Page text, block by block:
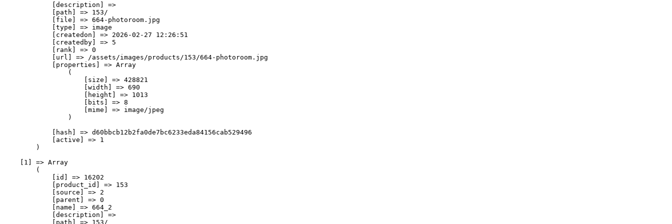
            [description] =>
            [path] => 153/
            [file] => 664-photoroom.jpg
            [type] => image
            [createdon] => 2026-02-27 12:26:51
            [createdby] => 5
            [rank] => 0
            [url] => /assets/images/products/153/664-photoroom.jpg
            [properties] => Array
                (
                    [size] => 428821
                    [width] => 690
                    [height] => 1013
                    [bits] => 8
                    [mime] => image/jpeg
                )
            [hash] => d60bbcb12b2fa0de7bc6233eda84156cab529496
            [active] => 1
        )
    [1] => Array
        (
            [id] => 16202
            [product_id] => 153
            [source] => 2
            [parent] => 0
            [name] => 664_2
            [description] =>
            [path] => 153/